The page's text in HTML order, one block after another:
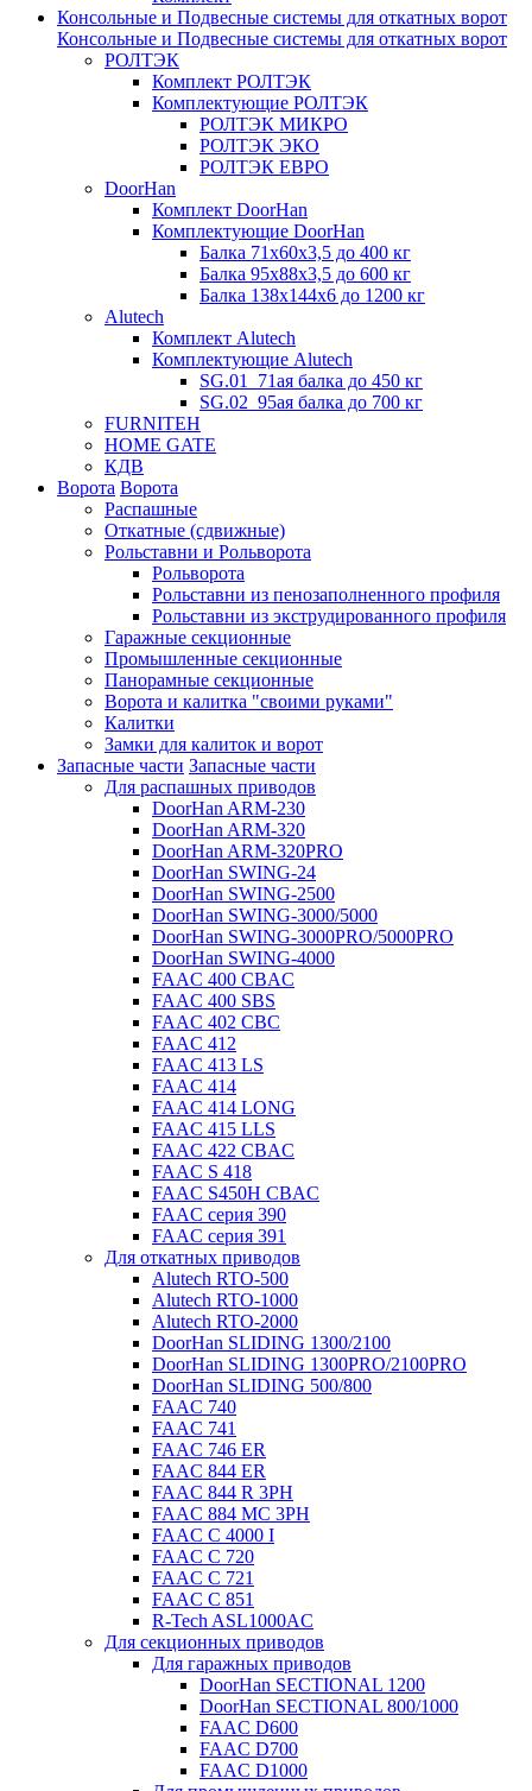
Консольные и Подвесные системы для откатных ворот
Консольные и Подвесные системы для откатных ворот
РОЛТЭК
Комплект РОЛТЭК
Комплектующие РОЛТЭК
РОЛТЭК МИКРО
РОЛТЭК ЭКО
РОЛТЭК ЕВРО
DoorHan
Комплект DoorHan
Комплектующие DoorHan
Балка 71х60х3,5 до 400 кг
Балка 95х88х3,5 до 600 кг
Балка 138х144х6 до 1200 кг
Alutech
Комплект Alutech
Комплектующие Alutech
SG.01_71ая балка до 450 кг
SG.02_95ая балка до 700 кг
FURNITEH
HOME GATE
КДВ
Ворота Ворота
Распашные
Откатные (сдвижные)
Рольставни и Рольворота
Рольворота
Рольставни из пенозаполненного профиля
Рольставни из экструдированного профиля
Гаражные секционные
Промышленные секционные
Панорамные секционные
Ворота и калитка "своими руками"
Калитки
Замки для калиток и ворот
Запасные части Запасные части
Для распашных приводов
DoorHan ARM-230
DoorHan ARM-320
DoorHan ARM-320PRO
DoorHan SWING-24
DoorHan SWING-2500
DoorHan SWING-3000/5000
DoorHan SWING-3000PRO/5000PRO
DoorHan SWING-4000
FAAC 400 CBAC
FAAC 400 SBS
FAAC 402 CBC
FAAC 412
FAAC 413 LS
FAAC 414
FAAC 414 LONG
FAAC 415 LLS
FAAC 422 CBAC
FAAC S 418
FAAC S450H CBAC
FAAC серия 390
FAAC серия 391
Для откатных приводов
Alutech RTO-500
Alutech RTO-1000
Alutech RTO-2000
DoorHan SLIDING 1300/2100
DoorHan SLIDING 1300PRO/2100PRO
DoorHan SLIDING 500/800
FAAC 740
FAAC 741
FAAC 746 ER
FAAC 844 ER
FAAC 844 R 3PH
FAAC 884 MC 3PH
FAAC C 4000 I
FAAC C 720
FAAC C 721
FAAC C 851
R-Tech ASL1000AC
Для секционных приводов
Для гаражных приводов
DoorHan SECTIONAL 1200
DoorHan SECTIONAL 800/1000
FAAC D600
FAAC D700
FAAC D1000